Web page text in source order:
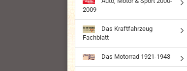
2009
Das Kraftfahrzeug
Fachblatt
Das Motorrad 1921-1943